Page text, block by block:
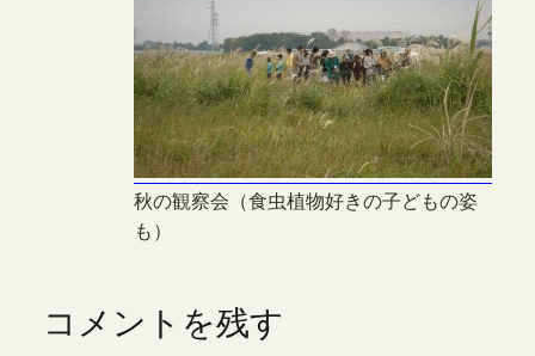
秋の観察会（食虫植物好きの子どもの姿
も）
コメントを残す